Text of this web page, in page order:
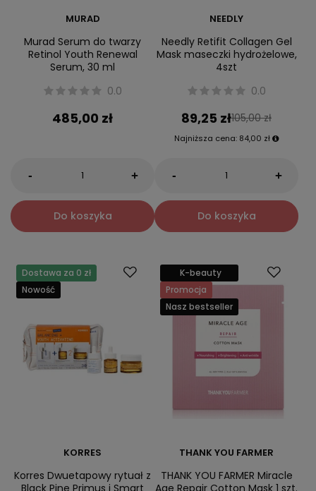
MURAD
Murad Serum do twarzy
Retinol Youth Renewal
Serum, 30 ml
0.0
485,00 zł
- +
Do koszyka
NEEDLY
Needly Retifit Collagen Gel
Mask maseczki hydrożelowe,
4szt
0.0
89,25 zł105,00 zł
Najniższa cena: 84,00 zł
- +
Do koszyka
Dostawa za 0 zł
Nowość
KORRES
Korres Dwuetapowy rytuał z
Black Pine Primus i Smart
K-beauty
Promocja
Nasz bestseller
THANK YOU FARMER
THANK YOU FARMER Miracle
Age Repair Cotton Mask 1 szt.